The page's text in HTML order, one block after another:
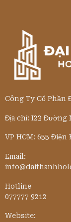
Công Ty Cổ Phần
Địa chỉ: I23 Đường
VP HCM: 655 Điện
Email:
Hotline
077777 9212
Website: